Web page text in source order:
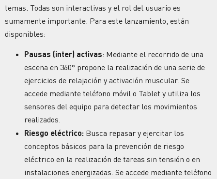
temas. Todas son interactivas y el rol del usuario es
sumamente importante. Para este lanzamiento, están
disponibles:
Pausas (inter) activas: Mediante el recorrido de una
escena en 360° propone la realización de una serie de
ejercicios de relajación y activación muscular. Se
accede mediante teléfono móvil o Tablet y utiliza los
sensores del equipo para detectar los movimientos
realizados.
Riesgo eléctrico: Busca repasar y ejercitar los
conceptos básicos para la prevención de riesgo
eléctrico en la realización de tareas sin tensión o en
instalaciones energizadas. Se accede mediante teléfono